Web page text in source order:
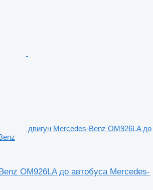
двигун Mercedes-Benz OM926LA до
OM926LA до автобуса Mercedes-